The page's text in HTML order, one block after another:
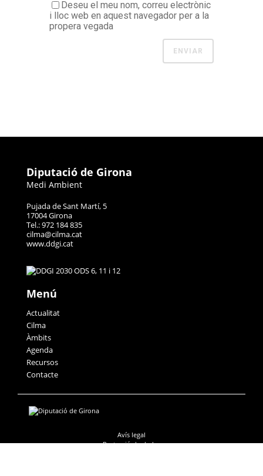
Deseu el meu nom, correu electrònic
i lloc web en aquest navegador per a la
propera vegada
Diputació de Girona
Medi Ambient
Pujada de Sant Martí, 5
17004 Girona
Tel.: 972 184 835
cilma@cilma.cat
www.ddgi.cat
Menú
Actualitat
Cilma
Àmbits
Agenda
Recursos
Contacte
Avís legal
Protecció de dades